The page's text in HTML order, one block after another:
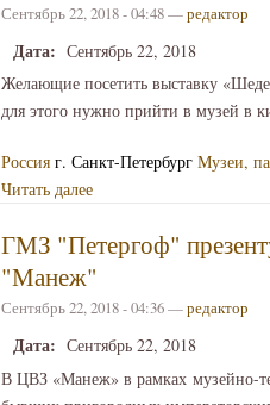
Сентябрь 22, 2018 - 04:48 —редактор
Дата: Сентябрь 22, 2018
Желающие посетить выставку
для этого нужно прийти в музей в
Россия г. Санкт-Петербург Музеи,
Читать далее
ГМЗ "Петергоф"
"Манеж"
Сентябрь 22, 2018 - 04:36 —редактор
Дата: Сентябрь 22, 2018
В ЦВЗ «Манеж» в рамках музейно-